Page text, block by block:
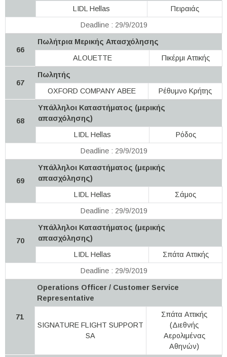
LIDL Hellas
Πειραιάς
Deadline : 29/9/2019
66
Πωλήτρια Μερικής Απασχόλησης
ALOUETTE
Πικέρμι Αττικής
67
Πωλητής
OXFORD COMPANY ΑΒΕΕ
Ρέθυμνο Κρήτης
68
Υπάλληλοι Καταστήματος (μερικής
απασχόλησης)
LIDL Hellas
Ρόδος
Deadline : 29/9/2019
69
Υπάλληλοι Καταστήματος (μερικής
απασχόλησης)
LIDL Hellas
Σάμος
Deadline : 29/9/2019
70
Υπάλληλοι Καταστήματος (μερικής
απασχόλησης)
LIDL Hellas
Σπάτα Αττικής
Deadline : 29/9/2019
71
Operations Officer / Customer Service
Representative
SIGNATURE FLIGHT SUPPORT
SA
Σπάτα Αττικής
(Διεθνής
Αερολιμένας
Αθηνών)